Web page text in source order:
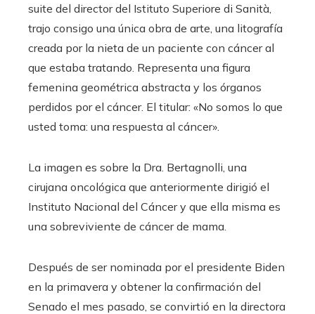
suite del director del Istituto Superiore di Sanità,
trajo consigo una única obra de arte, una litografía
creada por la nieta de un paciente con cáncer al
que estaba tratando. Representa una figura
femenina geométrica abstracta y los órganos
perdidos por el cáncer. El titular: «No somos lo que
usted toma: una respuesta al cáncer».
La imagen es sobre la Dra. Bertagnolli, una
cirujana oncológica que anteriormente dirigió el
Instituto Nacional del Cáncer y que ella misma es
una sobreviviente de cáncer de mama.
Después de ser nominada por el presidente Biden
en la primavera y obtener la confirmación del
Senado el mes pasado, se convirtió en la directora